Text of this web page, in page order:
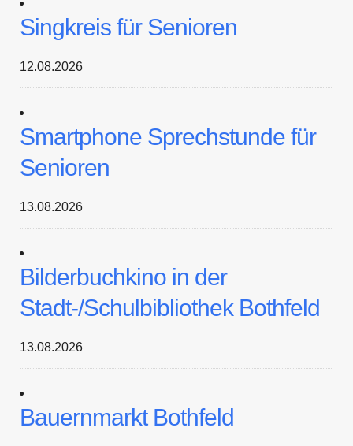
Singkreis für Senioren
12.08.2026
Smartphone Sprechstunde für
Senioren
13.08.2026
Bilderbuchkino in der
Stadt-/Schulbibliothek Bothfeld
13.08.2026
Bauernmarkt Bothfeld